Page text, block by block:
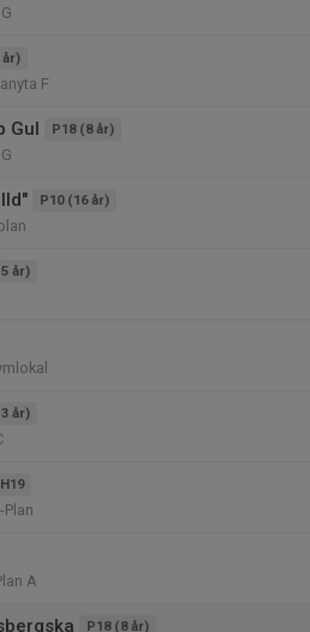
år)
F
Gul P18 (8 år)
P10 (16 år)
år)
år)
H19
A
P18 (8 år)